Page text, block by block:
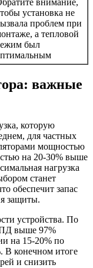
внимание,
установка не
проблем при
а тепловой
был
важные
которую
для частных
мощностью
на 20-30% выше
нагрузка
станет
обеспечит запас
защиты.
устройства. По
выше 97%
на 15-20% по
В конечном итоге
и снизить